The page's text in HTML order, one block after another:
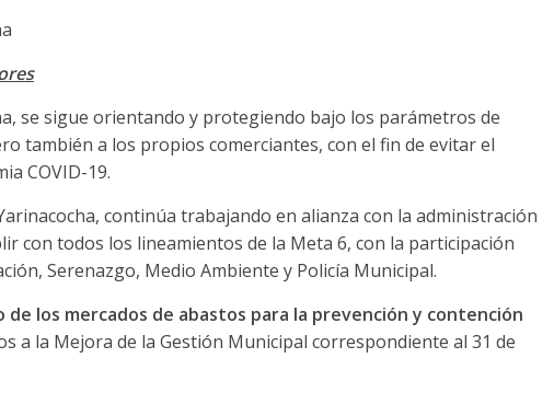
se sigue orientando y protegiendo bajo los parámetros de
también a los propios comerciantes, con el fin de evitar el
COVID-19.
continúa trabajando en alianza con la administración
con todos los lineamientos de la Meta 6, con la participación
Serenazgo, Medio Ambiente y Policía Municipal.
los mercados de abastos para la prevención y contención
a la Mejora de la Gestión Municipal correspondiente al 31 de